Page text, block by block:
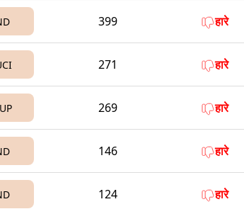
399 हारे
271 हारे
269 हारे
146 हारे
124 हारे